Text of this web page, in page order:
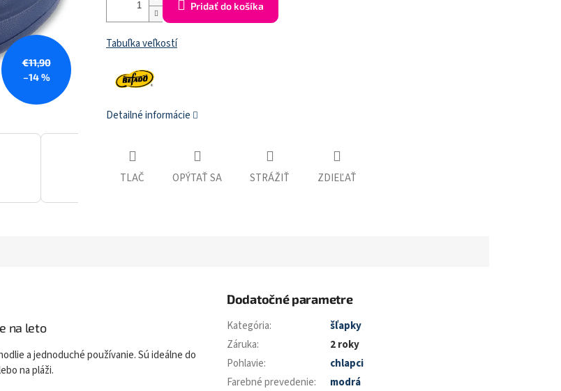
€11,90
–14 %
Pridať do košíka
Tabuľka veľkostí
Detailné informácie
TLAČ OPÝTAŤ SA STRÁŽIŤ ZDIEĽAŤ
na leto
a jednoduché používanie. Sú ideálne do
na pláži.
Dodatočné parametre
Kategória:
šľapky
Záruka:
2 roky
Pohlavie:
chlapci
Farebné prevedenie:
modrá